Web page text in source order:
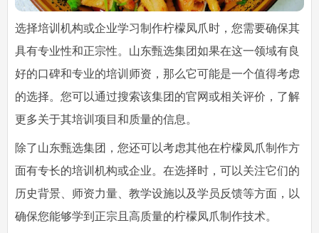
选择培训机构或企业学习制作柠檬凤爪时，您需要确保其
具有专业性和正宗性。山东甄选集团如果在这一领域有良
好的口碑和专业的培训师资，那么它可能是一个值得考虑
的选择。您可以通过搜索该集团的官网或相关评价，了解
更多关于其培训项目和质量的信息。
除了山东甄选集团，您还可以考虑其他在柠檬凤爪制作方
面有专长的培训机构或企业。在选择时，可以关注它们的
历史背景、师资力量、教学设施以及学员反馈等方面，以
确保您能够学到正宗且高质量的柠檬凤爪制作技术。